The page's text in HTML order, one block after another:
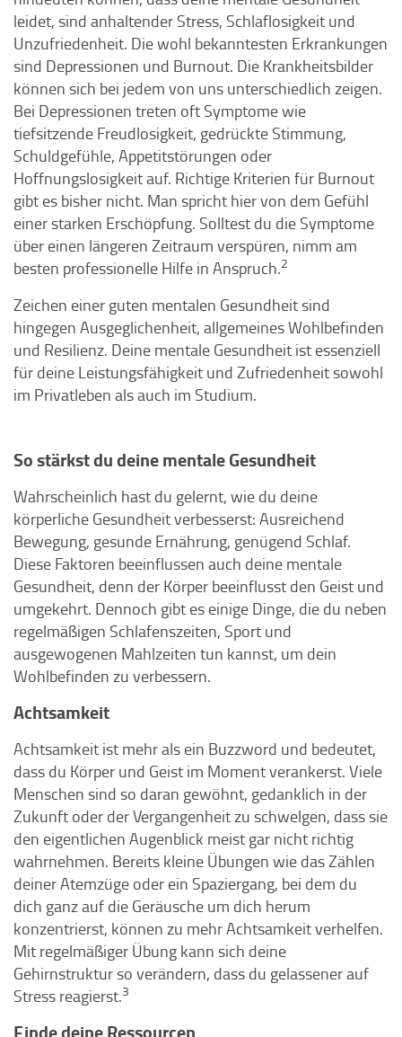
leidet, sind anhaltender Stress, Schlaflosigkeit und
Unzufriedenheit. Die wohl bekanntesten Erkrankungen
sind Depressionen und Burnout. Die Krankheitsbilder
können sich bei jedem von uns unterschiedlich zeigen.
Bei Depressionen treten oft Symptome wie
tiefsitzende Freudlosigkeit, gedrückte Stimmung,
Schuldgefühle, Appetitstörungen oder
Hoffnungslosigkeit auf. Richtige Kriterien für Burnout
gibt es bisher nicht. Man spricht hier von dem Gefühl
einer starken Erschöpfung. Solltest du die Symptome
über einen längeren Zeitraum verspüren, nimm am
besten professionelle Hilfe in Anspruch.2
Zeichen einer guten mentalen Gesundheit sind
hingegen Ausgeglichenheit, allgemeines Wohlbefinden
und Resilienz. Deine mentale Gesundheit ist essenziell
für deine Leistungsfähigkeit und Zufriedenheit sowohl
im Privatleben als auch im Studium.
So stärkst du deine mentale Gesundheit
Wahrscheinlich hast du gelernt, wie du deine
körperliche Gesundheit verbesserst: Ausreichend
Bewegung, gesunde Ernährung, genügend Schlaf.
Diese Faktoren beeinflussen auch deine mentale
Gesundheit, denn der Körper beeinflusst den Geist und
umgekehrt. Dennoch gibt es einige Dinge, die du neben
regelmäßigen Schlafenszeiten, Sport und
ausgewogenen Mahlzeiten tun kannst, um dein
Wohlbefinden zu verbessern.
Achtsamkeit
Achtsamkeit ist mehr als ein Buzzword und bedeutet,
dass du Körper und Geist im Moment verankerst. Viele
Menschen sind so daran gewöhnt, gedanklich in der
Zukunft oder der Vergangenheit zu schwelgen, dass sie
den eigentlichen Augenblick meist gar nicht richtig
wahrnehmen. Bereits kleine Übungen wie das Zählen
deiner Atemzüge oder ein Spaziergang, bei dem du
dich ganz auf die Geräusche um dich herum
konzentrierst, können zu mehr Achtsamkeit verhelfen.
Mit regelmäßiger Übung kann sich deine
Gehirnstruktur so verändern, dass du gelassener auf
Stress reagierst.3